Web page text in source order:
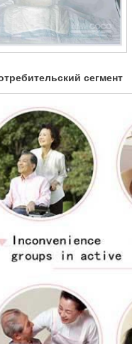
сегмент